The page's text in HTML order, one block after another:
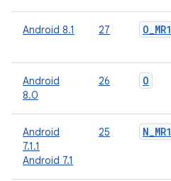
Android 8.1 27 O_MR1
Android
8.0
26 O
Android
7.1.1
Android 7.1
25 N_MR1